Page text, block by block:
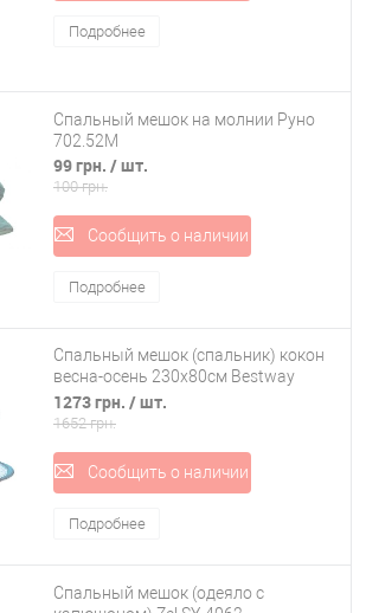
Подробнее
Спальный мешок на молнии Руно
702.52M
99 грн. / шт.
100 грн.
Сообщить о наличии
Подробнее
Спальный мешок (спальник) кокон
весна-осень 230х80см Bestway
(68066)
1273 грн. / шт.
1652 грн.
Сообщить о наличии
Подробнее
Спальный мешок (одеяло с